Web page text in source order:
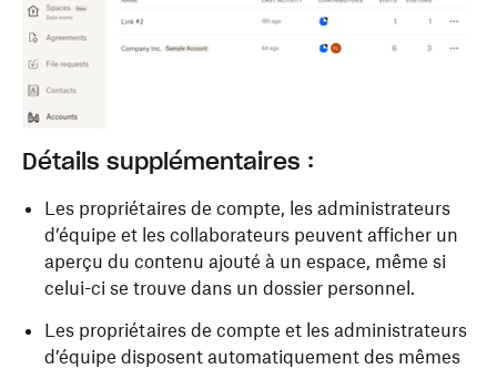
Détails supplémentaires :
Les propriétaires de compte, les administrateurs
d’équipe et les collaborateurs peuvent afficher un
aperçu du contenu ajouté à un espace, même si
celui-ci se trouve dans un dossier personnel.
Les propriétaires de compte et les administrateurs
d’équipe disposent automatiquement des mêmes